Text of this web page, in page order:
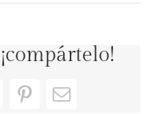
PinterestCorreo